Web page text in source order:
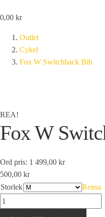
0,00 kr
Outlet
Cykel
Fox W Switchback Bib
REA!
Fox W
Ord pris: 1 499,00 kr
500,00 kr
Storlek
Rensa
Fox
W